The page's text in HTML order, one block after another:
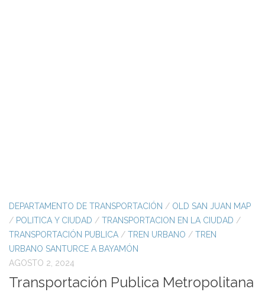
DEPARTAMENTO DE TRANSPORTACIÓN / OLD SAN JUAN MAP
/ POLITICA Y CIUDAD / TRANSPORTACION EN LA CIUDAD /
TRANSPORTACIÓN PUBLICA / TREN URBANO / TREN
URBANO SANTURCE A BAYAMÓN
AGOSTO 2, 2024
Transportación Publica Metropolitana